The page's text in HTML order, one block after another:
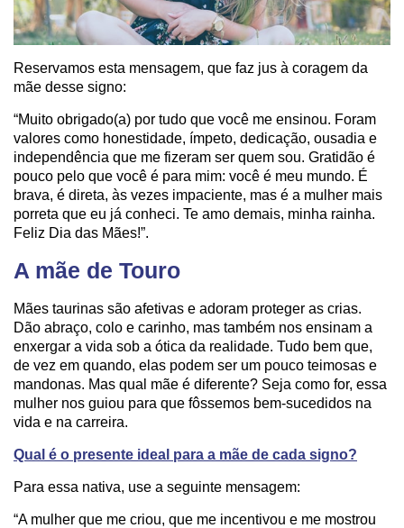
Reservamos esta mensagem, que faz jus à coragem da
mãe desse signo:
“Muito obrigado(a) por tudo que você me ensinou. Foram
valores como honestidade, ímpeto, dedicação, ousadia e
independência que me fizeram ser quem sou. Gratidão é
pouco pelo que você é para mim: você é meu mundo. É
brava, é direta, às vezes impaciente, mas é a mulher mais
porreta que eu já conheci. Te amo demais, minha rainha.
Feliz Dia das Mães!”.
A mãe de Touro
Mães taurinas são afetivas e adoram proteger as crias.
Dão abraço, colo e carinho, mas também nos ensinam a
enxergar a vida sob a ótica da realidade. Tudo bem que,
de vez em quando, elas podem ser um pouco teimosas e
mandonas. Mas qual mãe é diferente? Seja como for, essa
mulher nos guiou para que fôssemos bem-sucedidos na
vida e na carreira.
Qual é o presente ideal para a mãe de cada signo?
Para essa nativa, use a seguinte mensagem:
“A mulher que me criou, que me incentivou e me mostrou